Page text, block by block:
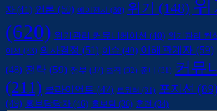
자 (41) 언론 (50) 에이전시 (30) 위기 (148) 위
(620) 위기관리 커뮤니케이션 (40) 위기관리 컨
이션 (33) 의사결정 (51) 이슈 (40) 이해관계자 (59)
(48) 전략 (59) 정부 (37) 조직 (32) 준비 (31) 커뮤
(211) 클라이언트 (47) 트위터 (31) 포지션 (89)
(49) 홍보담당자 (46) 홍보팀 (36) 훈련 (34)